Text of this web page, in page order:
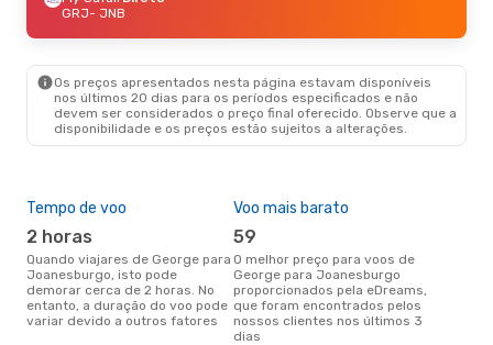
GRJ- JNB
Os preços apresentados nesta página estavam disponíveis
nos últimos 20 dias para os períodos especificados e não
devem ser considerados o preço final oferecido. Observe que a
disponibilidade e os preços estão sujeitos a alterações.
Tempo de voo
2 horas
Quando viajares de George para
Joanesburgo, isto pode
demorar cerca de 2 horas. No
entanto, a duração do voo pode
variar devido a outros fatores
Voo mais barato
59
O melhor preço para voos de
George para Joanesburgo
proporcionados pela eDreams,
que foram encontrados pelos
nossos clientes nos últimos 3
dias